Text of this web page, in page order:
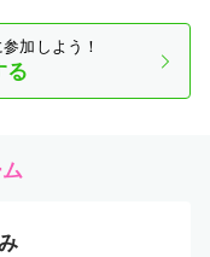
加しよう！
る